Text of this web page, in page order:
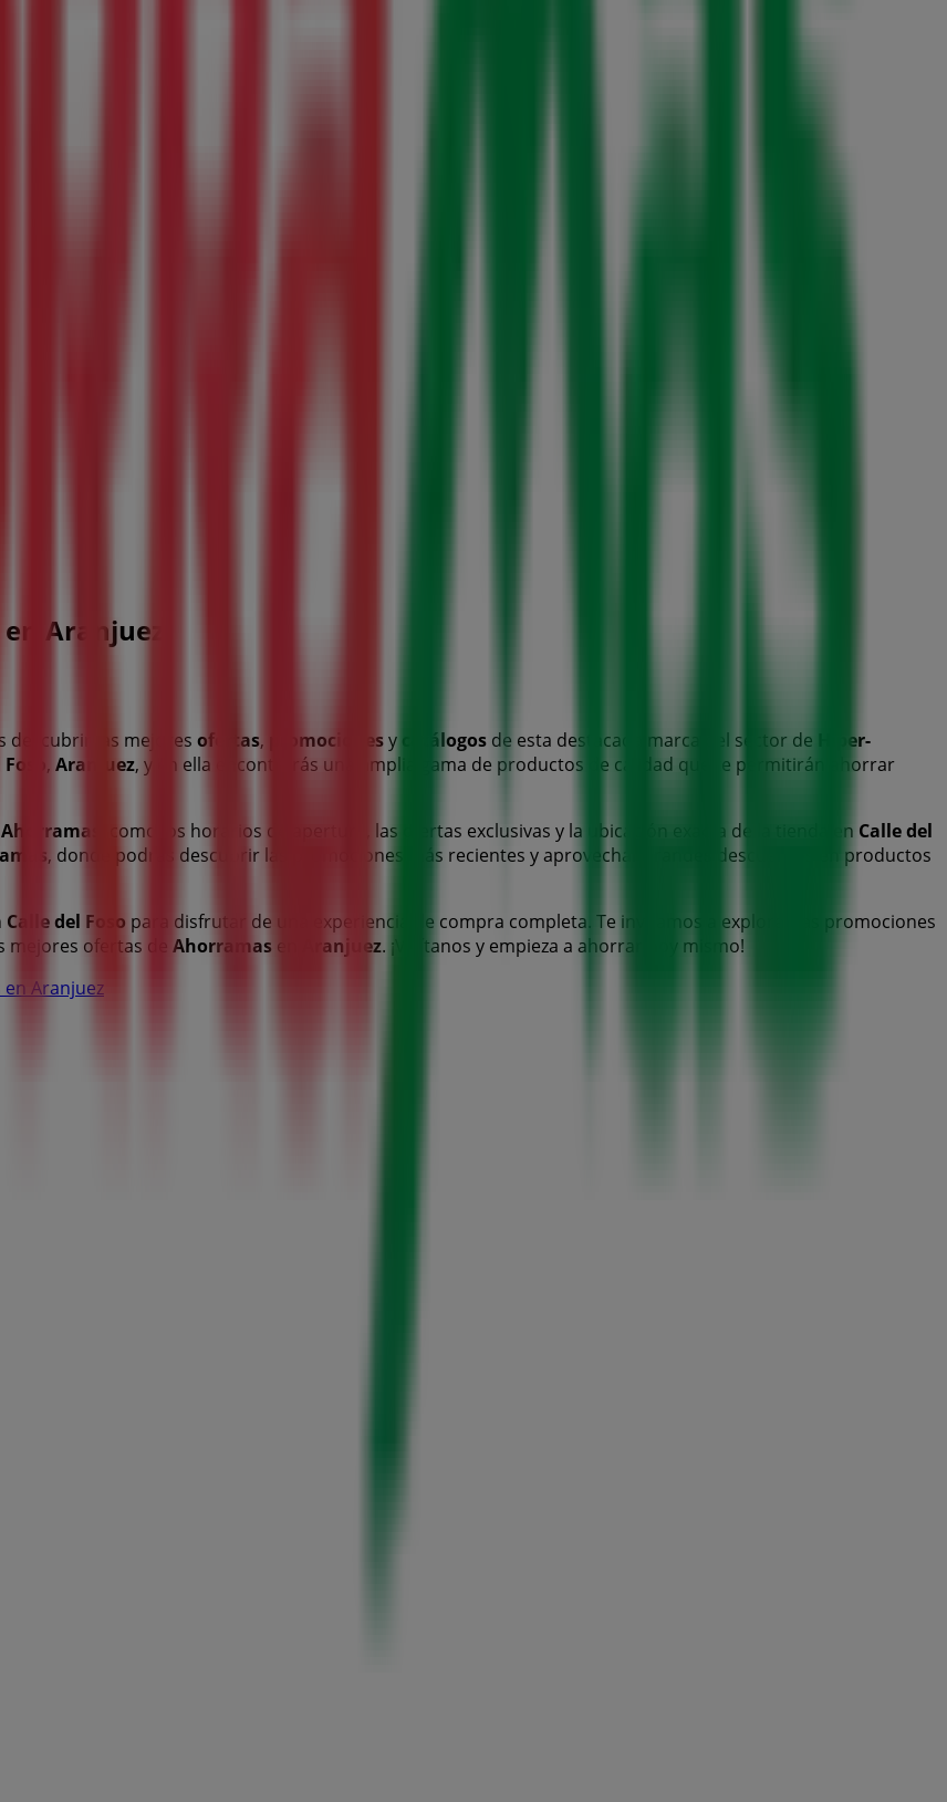
Aranjuez
descubrir las mejores ofertas, promocionesy catálogos de esta destacada marca del sector de
Hiper-
, Aranjuez, y en ella encontrarás una amplia gama de productos de calidad que te permitirán ahorrar
Ahorramas , como los horarios de apertura, las ofertas exclusivas y la ubicación exacta de la tienda en Calle del
, donde podrás descubrir las promociones más recientes y aprovechar grandes descuentos en productos
Calle del Foso para disfrutar de una experiencia de compra completa. Te invitamos a explorar las promociones
ofertas de Ahorramas en Aranjuez. ¡Visítanos y empieza a ahorrar hoy mismo!
Aranjuez